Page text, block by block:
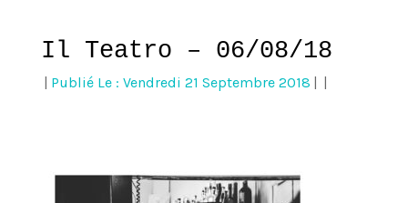
Il Teatro – 06/08/18
Publié Le : Vendredi 21 Septembre 2018